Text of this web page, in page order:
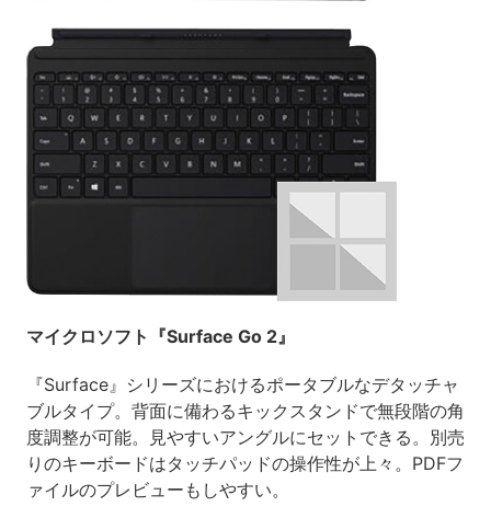
マイクロソフト『Surface Go 2』
『Surface』シリーズにおけるポータブルなデタッチャ
ブルタイプ。背面に備わるキックスタンドで無段階の角
度調整が可能。見やすいアングルにセットできる。別売
りのキーボードはタッチパッドの操作性が上々。PDFフ
ァイルのプレビューもしやすい。